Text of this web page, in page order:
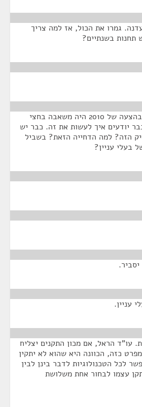
גמרו את הכול, אז למה צריך
בשנתיים?
משאבה אחת בשנה כשבהצעה של 2010 היה משאבה בחצי
יודעים איך לעשות את זה. כבר יש
הזה? למה הדחייה הזאת? בשביל
בעלי עניין?
עניין.
עו"ד הראל, אם מכון התקנים יצליח
כזה, הכוונה היא שהוא לא יתקין
לכל הטכנולוגיות לדבר בינן לבין
עצמו לבחור אחת משלושת